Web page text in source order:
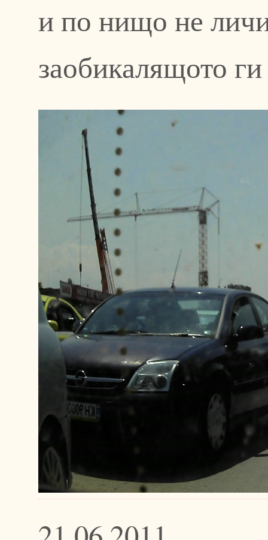
и по нищо не
заобикалящото